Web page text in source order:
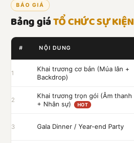
BÁO GIÁ
Bảng giáTỔ CHỨC SỰ KIỆN
# NỘI DUNG
1
Khai trương cơ bản (Múa lân +
Backdrop)
2
Khai trương trọn gói (Âm thanh
+ Nhân sự)
HOT
3 Gala Dinner / Year-end Party